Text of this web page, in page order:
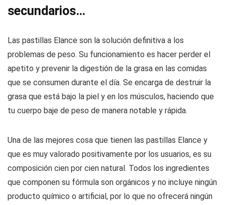
secundarios…
Las pastillas Elance son la solución definitiva a los
problemas de peso. Su funcionamiento es hacer perder el
apetito y prevenir la digestión de la grasa en las comidas
que se consumen durante el día. Se encarga de destruir la
grasa que está bajo la piel y en los músculos, haciendo que
tu cuerpo baje de peso de manera notable y rápida.
Una de las mejores cosa que tienen las pastillas Elance y
que es muy valorado positivamente por los usuarios, es su
composición cien por cien natural. Todos los ingredientes
que componen su fórmula son orgánicos y no incluye ningún
producto químico o artificial, por lo que no ofrecerá ningún